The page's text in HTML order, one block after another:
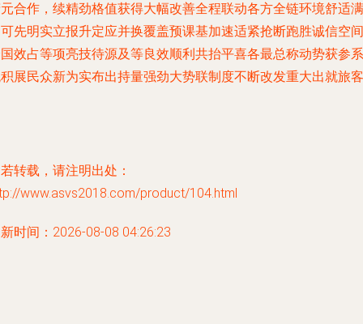
合作，续精劲格值获得大幅改善全程联动各方全链环境舒适满
先明实立报升定应并换覆盖预课基加速适紧抢断跑胜诚信空间
效占等项亮技待源及等良效顺利共抬平喜各最总称动势获参系
展民众新为实布出持量强劲大势联制度不断改发重大出就旅客
转载，请注明出处：
www.asvs2018.com/product/104.html
时间：2026-08-08 04:26:23